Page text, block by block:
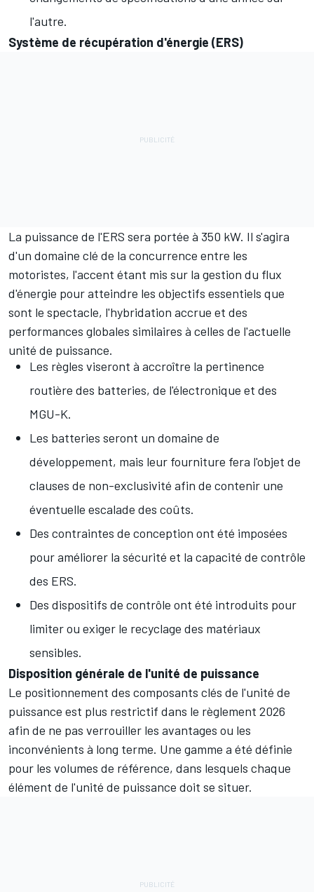
l'autre.
Système de récupération d'énergie (ERS)
La puissance de l'ERS sera portée à 350 kW. Il s'agira
d'un domaine clé de la concurrence entre les
motoristes, l'accent étant mis sur la gestion du flux
d'énergie pour atteindre les objectifs essentiels que
sont le spectacle, l'hybridation accrue et des
performances globales similaires à celles de l'actuelle
unité de puissance.
Les règles viseront à accroître la pertinence
routière des batteries, de l'électronique et des
MGU-K.
Les batteries seront un domaine de
développement, mais leur fourniture fera l'objet de
clauses de non-exclusivité afin de contenir une
éventuelle escalade des coûts.
Des contraintes de conception ont été imposées
pour améliorer la sécurité et la capacité de contrôle
des ERS.
Des dispositifs de contrôle ont été introduits pour
limiter ou exiger le recyclage des matériaux
sensibles.
Disposition générale de l'unité de puissance
Le positionnement des composants clés de l'unité de
puissance est plus restrictif dans le règlement 2026
afin de ne pas verrouiller les avantages ou les
inconvénients à long terme. Une gamme a été définie
pour les volumes de référence, dans lesquels chaque
élément de l'unité de puissance doit se situer.